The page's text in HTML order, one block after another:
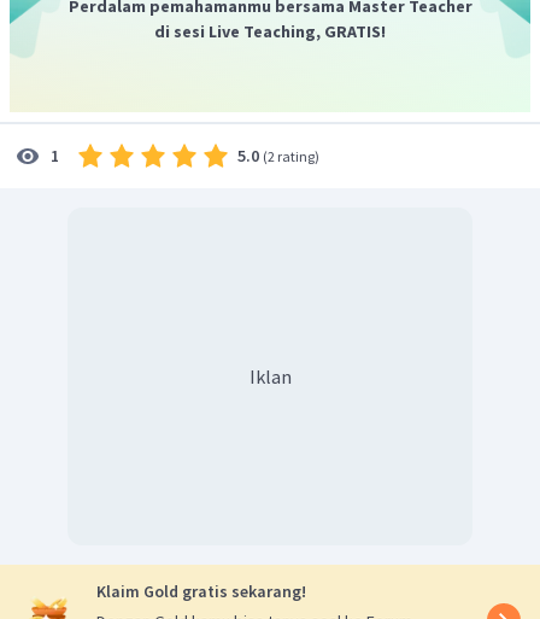
Perdalam pemahamanmu bersama Master Teacher
di sesi Live Teaching, GRATIS!
1 5.0 (2 rating)
Iklan
Klaim Gold gratis sekarang!